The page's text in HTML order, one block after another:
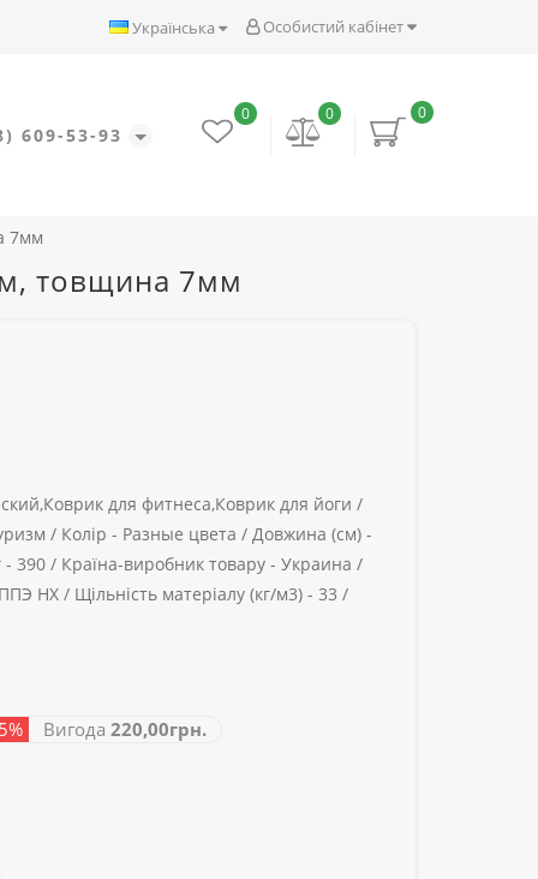
Особистий кабінет
Українська
609-53-93
0
0
0
7мм
товщина 7мм
для фитнеса,Коврик для йоги /
/ Колір - Разные цвета / Довжина (см) -
- 390 / Країна-виробник товару - Украина /
НХ / Щільність матеріалу (кг/м3) - 33 /
Вигода 220,00грн.